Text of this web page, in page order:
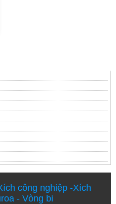
công nghiệp-Xích
- Vòng bi